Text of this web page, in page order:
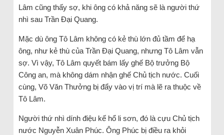
Lâm cũng thấy sợ, khi ông có khả năng sẽ là người thứ
nhì sau Trần Đại Quang.
Mặc dù ông Tô Lâm không có kẻ thù lớn đủ tầm để hạ
ông, như kẻ thù của Trần Đại Quang, nhưng Tô Lâm vẫn
sợ. Vì vậy, Tô Lâm quyết bám lấy ghế Bộ trưởng Bộ
Công an, mà không dám nhận ghế Chủ tịch nước. Cuối
cùng, Võ Văn Thưởng bị đẩy vào vị trí mà lẽ ra thuộc về
Tô Lâm.
Người thứ nhì dính điệu kế hổ li sơn, đó là cựu Chủ tịch
nước Nguyễn Xuân Phúc. Ông Phúc bị điều ra khỏi